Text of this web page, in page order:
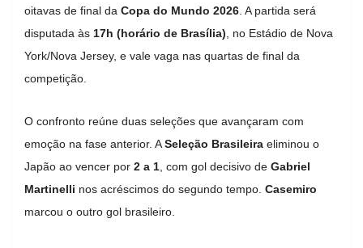
oitavas de final da Copa do Mundo 2026 . A partida será
disputada às 17h (horário de Brasília) , no Estádio de Nova
York/Nova Jersey, e vale vaga nas quartas de final da
competição.
O confronto reúne duas seleções que avançaram com
emoção na fase anterior. ASeleção Brasileira eliminou o
Japão ao vencer por 2 a 1 , com gol decisivo de Gabriel
Martinelli nos acréscimos do segundo tempo. Casemiro
marcou o outro gol brasileiro.